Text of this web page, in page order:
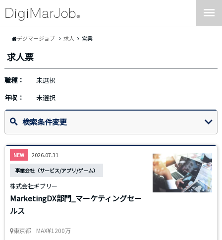
デジマージョブ 求人 営業
求人票
職種：
未選択
年収：
未選択
検索条件変更
NEW 2026.07.31
事業会社（サービス/アプリ/ゲーム）
株式会社ギブリー
MarketingDX部門_マーケティングセー
ルス
東京都 MAX 1200万